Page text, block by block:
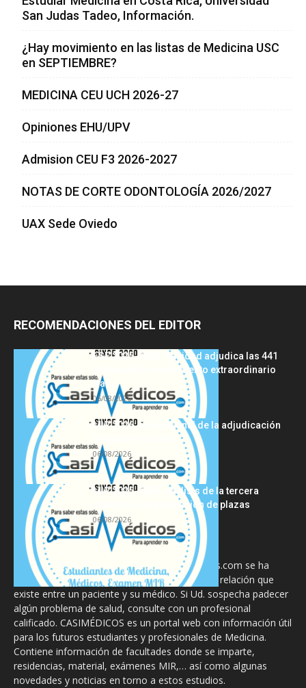
San Judas Tadeo, Información.
¿Hay movimiento en las listas de Medicina USC
en SEPTIEMBRE?
MEDICINA CEU UCH 2026-27
Opiniones EHU/UPV
Admision CEU F3 2026-2027
NOTAS DE CORTE ODONTOLOGÍA 2026/2027
UAX Sede Oviedo
RECOMENDACIONES DEL EDITOR
FSE 2025-2026: Sanidad adjudica las 441
plazas del procedimiento extraordinario
tras...
06/08/2026
MIR 2026: análisis final de la adjudicación
de plazas y claves...
06/08/2026
MIR 2025-2026: análisis de la tercera
semana de adjudicación de plazas
06/08/2026
La información proporcionada en CasiMedicos.com se ha
diseñado para complementar, no substituir, la relación que
existe entre un paciente y su médico. Si Ud. sospecha padecer
algún problema de salud, consulte con un profesional
calificado. CASIMÉDICOS es un portal web con información útil
para los futuros estudiantes y profesionales de Medicina.
Contiene información de facultades donde se imparte,
residencias, material, exámenes MIR,… así como algunas
novedades y noticias en torno a estos estudios.